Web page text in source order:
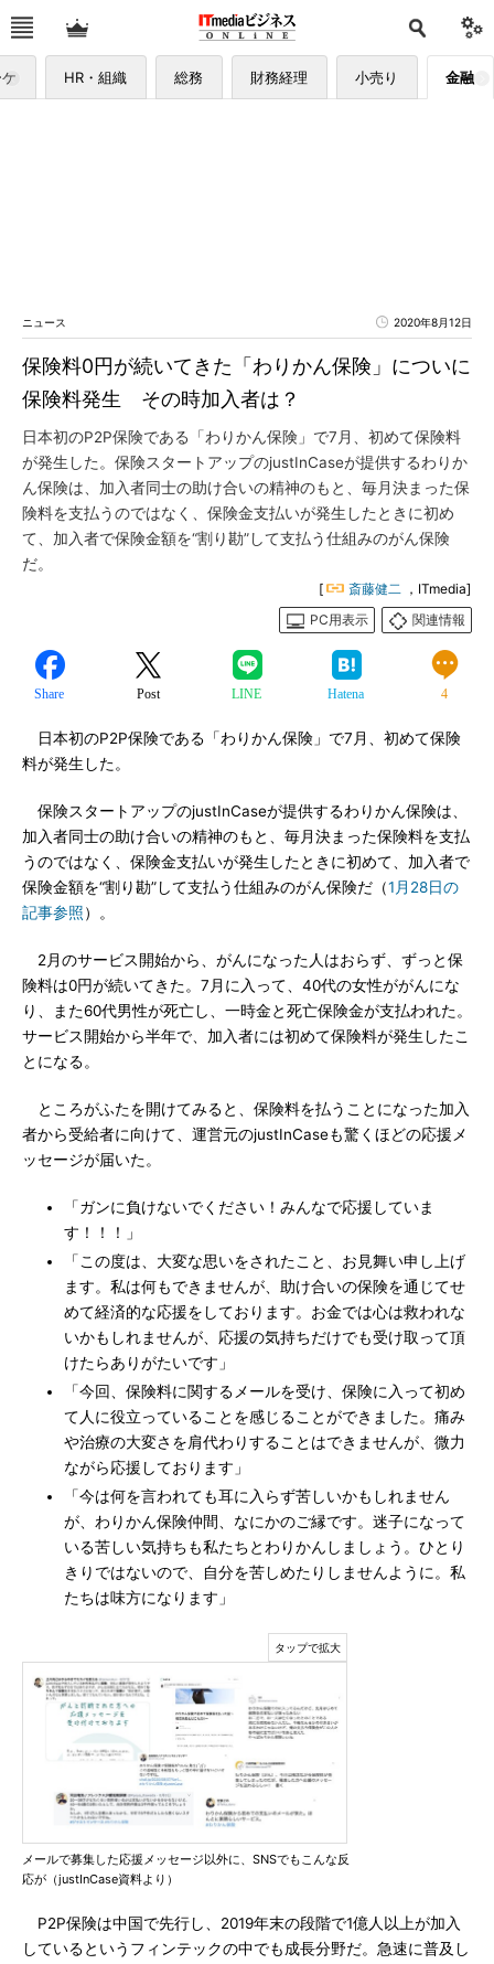
HR・組織 総務 財務経理 小売り 金融
ニュース 2020年8月12日
保険料0円が続いてきた「わりかん保険」についに
保険料発生 その時加入者は？
日本初のP2P保険である「わりかん保険」で7月、初めて保険料
が発生した。保険スタートアップのjustInCaseが提供するわりか
ん保険は、加入者同士の助け合いの精神のもと、毎月決まった保
険料を支払うのではなく、保険金支払いが発生したときに初め
て、加入者で保険金額を“割り勘”して支払う仕組みのがん保険
だ。
[ 斎藤健二 ，ITmedia]
PC用表示
関連情報
Share Post LINE Hatena 4
日本初のP2P保険である「わりかん保険」で7月、初めて保険
料が発生した。
保険スタートアップのjustInCaseが提供するわりかん保険は、
加入者同士の助け合いの精神のもと、毎月決まった保険料を支払
うのではなく、保険金支払いが発生したときに初めて、加入者で
保険金額を“割り勘”して支払う仕組みのがん保険だ（1月28日の
記事参照）。
2月のサービス開始から、がんになった人はおらず、ずっと保
険料は0円が続いてきた。7月に入って、40代の女性ががんにな
り、また60代男性が死亡し、一時金と死亡保険金が支払われた。
サービス開始から半年で、加入者には初めて保険料が発生したこ
とになる。
ところがふたを開けてみると、保険料を払うことになった加入
者から受給者に向けて、運営元のjustInCaseも驚くほどの応援メ
ッセージが届いた。
「ガンに負けないでください！みんなで応援していま
す！！！」
「この度は、大変な思いをされたこと、お見舞い申し上げ
ます。私は何もできませんが、助け合いの保険を通じてせ
めて経済的な応援をしております。お金では心は救われな
いかもしれませんが、応援の気持ちだけでも受け取って頂
けたらありがたいです」
「今回、保険料に関するメールを受け、保険に入って初め
て人に役立っていることを感じることができました。痛み
や治療の大変さを肩代わりすることはできませんが、微力
ながら応援しております」
「今は何を言われても耳に入らず苦しいかもしれません
が、わりかん保険仲間、なにかのご縁です。迷子になって
いる苦しい気持ちも私たちとわりかんしましょう。ひとり
きりではないので、自分を苦しめたりしませんように。私
たちは味方になります」
メールで募集した応援メッセージ以外に、SNSでもこんな反
応が（justInCase資料より）
P2P保険は中国で先行し、2019年末の段階で1億人以上が加入
しているというフィンテックの中でも成長分野だ。急速に普及し